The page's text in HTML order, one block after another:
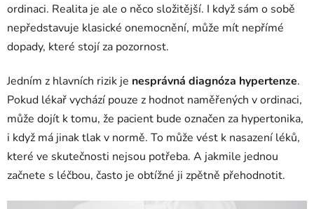
ordinaci. Realita je ale o něco složitější. I když sám o sobě
nepředstavuje klasické onemocnění, může mít nepřímé
dopady, které stojí za pozornost.
Jedním z hlavních rizik je nesprávná diagnóza hypertenze.
Pokud lékař vychází pouze z hodnot naměřených v ordinaci,
může dojít k tomu, že pacient bude označen za hypertonika,
i když má jinak tlak v normě. To může vést k nasazení léků,
které ve skutečnosti nejsou potřeba. A jakmile jednou
začnete s léčbou, často je obtížné ji zpětně přehodnotit.